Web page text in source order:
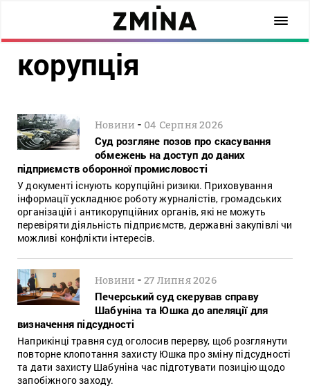
корупція
Новини - 04 Серпня 2026
Суд розгляне позов про скасування
обмежень на доступ до даних
підприємств оборонної промисловості
У документі існують корупційні ризики. Приховування
інформації ускладнює роботу журналістів, громадських
організацій і антикорупційних органів, які не можуть
перевіряти діяльність підприємств, державні закупівлі чи
можливі конфлікти інтересів.
Новини -27 Липня 2026
Печерський суд скерував справу
Шабуніна та Юшка до апеляції для
визначення підсудності
Наприкінці травня суд оголосив перерву, щоб розглянути
повторне клопотання захисту Юшка про зміну підсудності
та дати захисту Шабуніна час підготувати позицію щодо
запобіжного заходу.